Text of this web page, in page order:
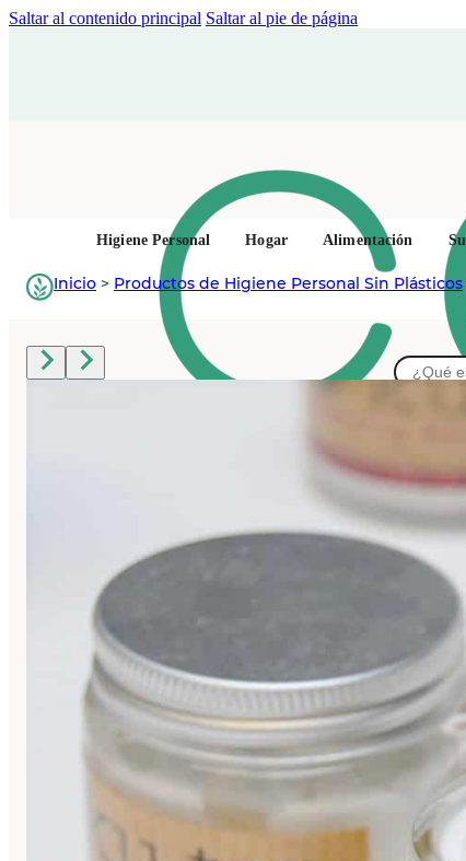
Saltar al contenido principal Saltar al pie de página
Buscar
Higiene Personal Hogar Alimentación
Inicio > Productos de Higiene Personal Sin Plásticos